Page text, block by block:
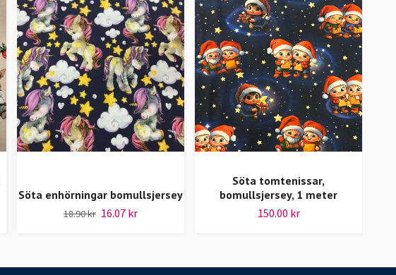
Söta enhörningar bomullsjersey
18.90 kr 16.07 kr
Söta tomtenissar,
bomullsjersey, 1 meter
150.00 kr